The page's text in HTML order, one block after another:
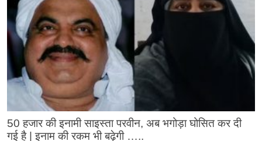
50 हजार की इनामी साइस्ता परवीन, अब भगोड़ा घोसित कर दी
गई है | इनाम की रकम भी बढ़ेगी …..